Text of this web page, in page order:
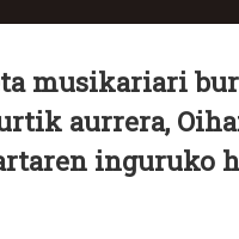
musikariari
aurrera,
inguruko